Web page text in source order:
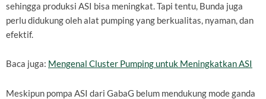
sehingga produksi ASI bisa meningkat. Tapi tentu, Bunda juga
perlu didukung oleh alat pumping yang berkualitas, nyaman, dan
efektif.
Baca juga: Mengenal Cluster Pumping untuk Meningkatkan ASI
Meskipun pompa ASI dari GabaG belum mendukung mode ganda